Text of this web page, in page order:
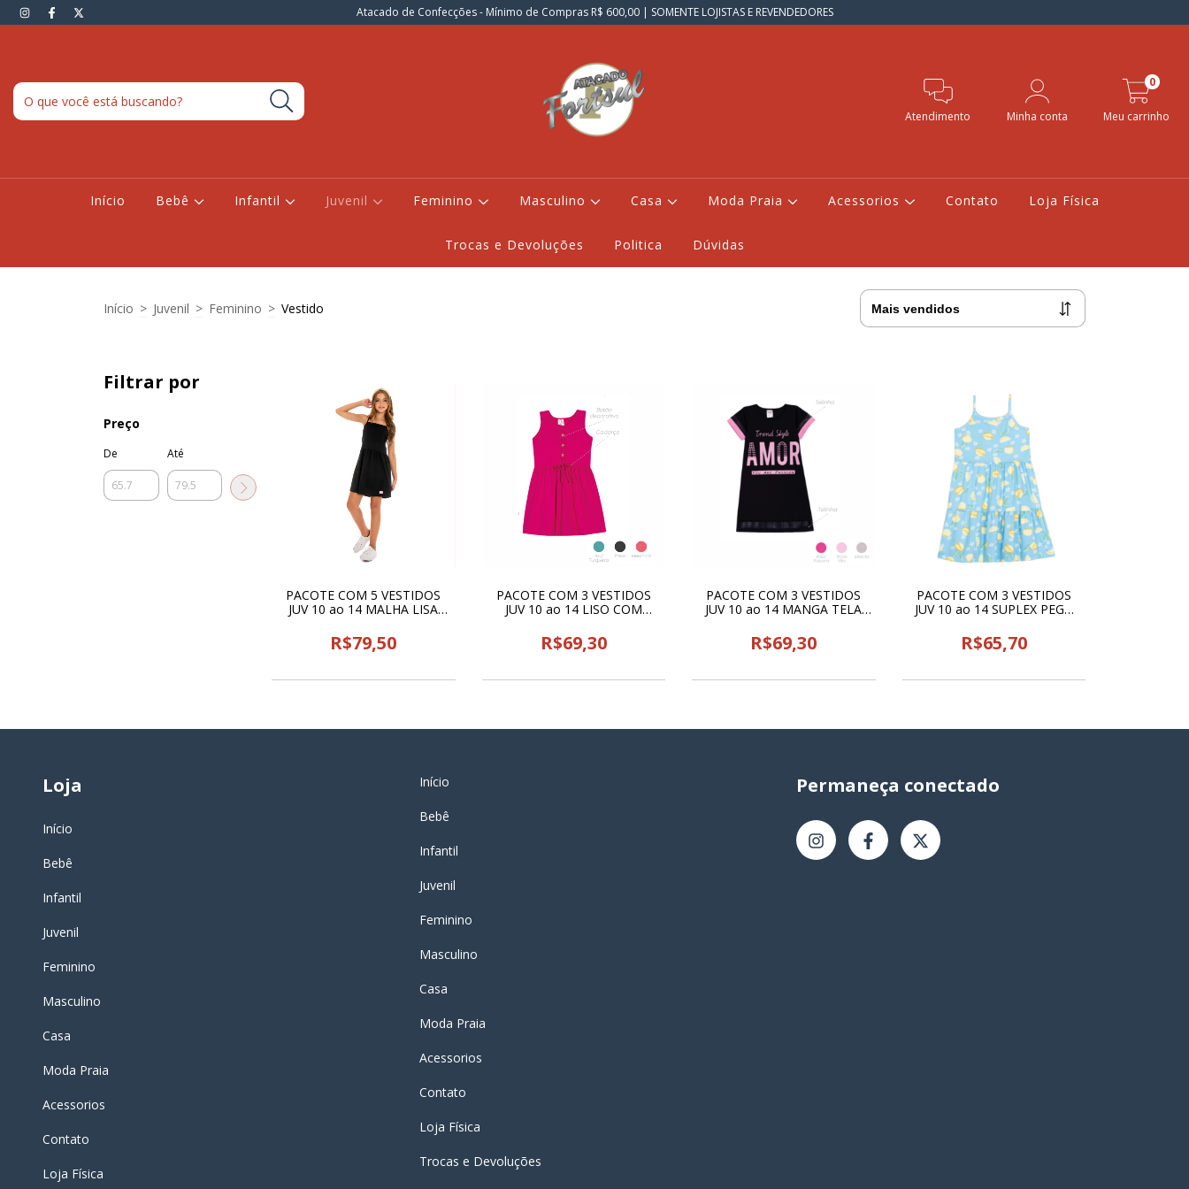
Atacado de Confecções - Mínimo de Compras R$ 600,00 | SOMENTE LOJISTAS E REVENDEDORES
Atendimento Minha conta Meu carrinho
0
Início Bebê Infantil Juvenil Feminino Masculino Casa Moda Praia Acessorios Contato Loja Física
Trocas e Devoluções Politica Dúvidas
Início > Juvenil > Feminino > Vestido
Filtrar por
Preço
De Até
PACOTE COM 5 VESTIDOS
JUV 10 ao 14 MALHA LISA
R$79,50
PACOTE COM 3 VESTIDOS
JUV 10 ao 14 LISO COM
R$69,30
PACOTE COM 3 VESTIDOS
JUV 10 ao 14 MANGA TELA
R$69,30
PACOTE COM 3 VESTIDOS
JUV 10 ao 14 SUPLEX PEGA
R$65,70
Loja
Início
Bebê
Infantil
Juvenil
Feminino
Masculino
Casa
Moda Praia
Acessorios
Contato
Loja Física
Início
Bebê
Infantil
Juvenil
Feminino
Masculino
Casa
Moda Praia
Acessorios
Contato
Loja Física
Trocas e Devoluções
Permaneça conectado